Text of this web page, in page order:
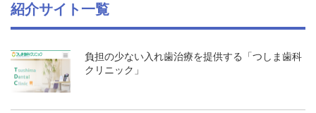
紹介サイト一覧
負担の少ない入れ歯治療を提供する「つしま歯科
クリニック」